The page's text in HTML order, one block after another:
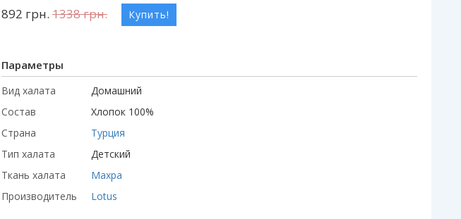
892 грн. 1338грн. Купить!
Параметры
Вид халата
Домашний
Состав
Хлопок 100%
Страна
Турция
Тип халата
Детский
Ткань халата
Махра
Производитель
Lotus